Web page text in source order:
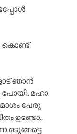
കൊണ്ട്
ഞാൻ
മഹാ
പേരു
ഉണ്ടോ..
ഒടുങ്ങട്ടെ